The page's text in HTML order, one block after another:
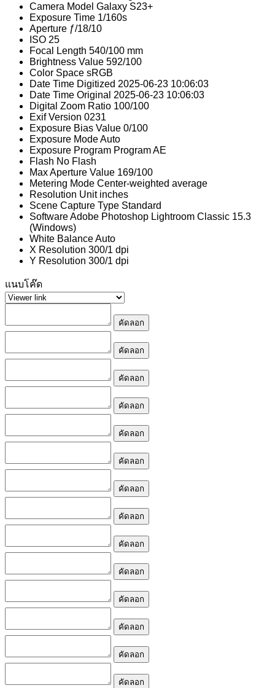
Camera Model Galaxy S23+
Exposure Time 1/160s
Aperture ƒ/18/10
ISO 25
Focal Length 540/100 mm
Brightness Value 592/100
Color Space sRGB
Date Time Digitized 2025-06-23 10:06:03
Date Time Original 2025-06-23 10:06:03
Digital Zoom Ratio 100/100
Exif Version 0231
Exposure Bias Value 0/100
Exposure ModeAuto
Exposure Program Program AE
Flash No Flash
Max Aperture Value 169/100
Metering Mode Center-weighted average
Resolution Unit inches
Scene Capture Type Standard
SoftwareAdobe Photoshop Lightroom Classic 15.3
(Windows)
White BalanceAuto
X Resolution 300/1 dpi
Y Resolution 300/1 dpi
แนบโค๊ด
คัดลอก
คัดลอก
คัดลอก
คัดลอก
คัดลอก
คัดลอก
คัดลอก
คัดลอก
คัดลอก
คัดลอก
คัดลอก
คัดลอก
คัดลอก
คัดลอก